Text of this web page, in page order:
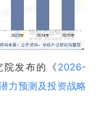
院发布的《2026-
力预测及投资战略